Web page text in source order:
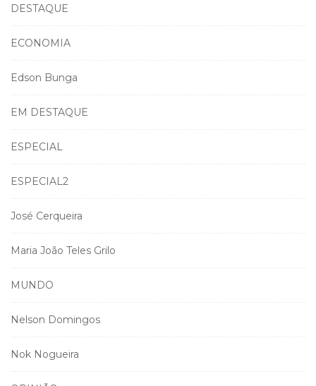
DESTAQUE
ECONOMIA
Edson Bunga
EM DESTAQUE
ESPECIAL
ESPECIAL2
José Cerqueira
Maria João Teles Grilo
MUNDO
Nelson Domingos
Nok Nogueira